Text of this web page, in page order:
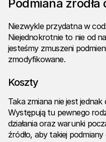
Podmiana
Niezwykle przydatna w
Niejednokrotnie to nie od
jesteśmy zmuszeni
zmodyfikowane.
Koszty
Taka zmiana nie jest jednak
Występują tu pewnego
działania oraz warunki
źródło, aby takiej